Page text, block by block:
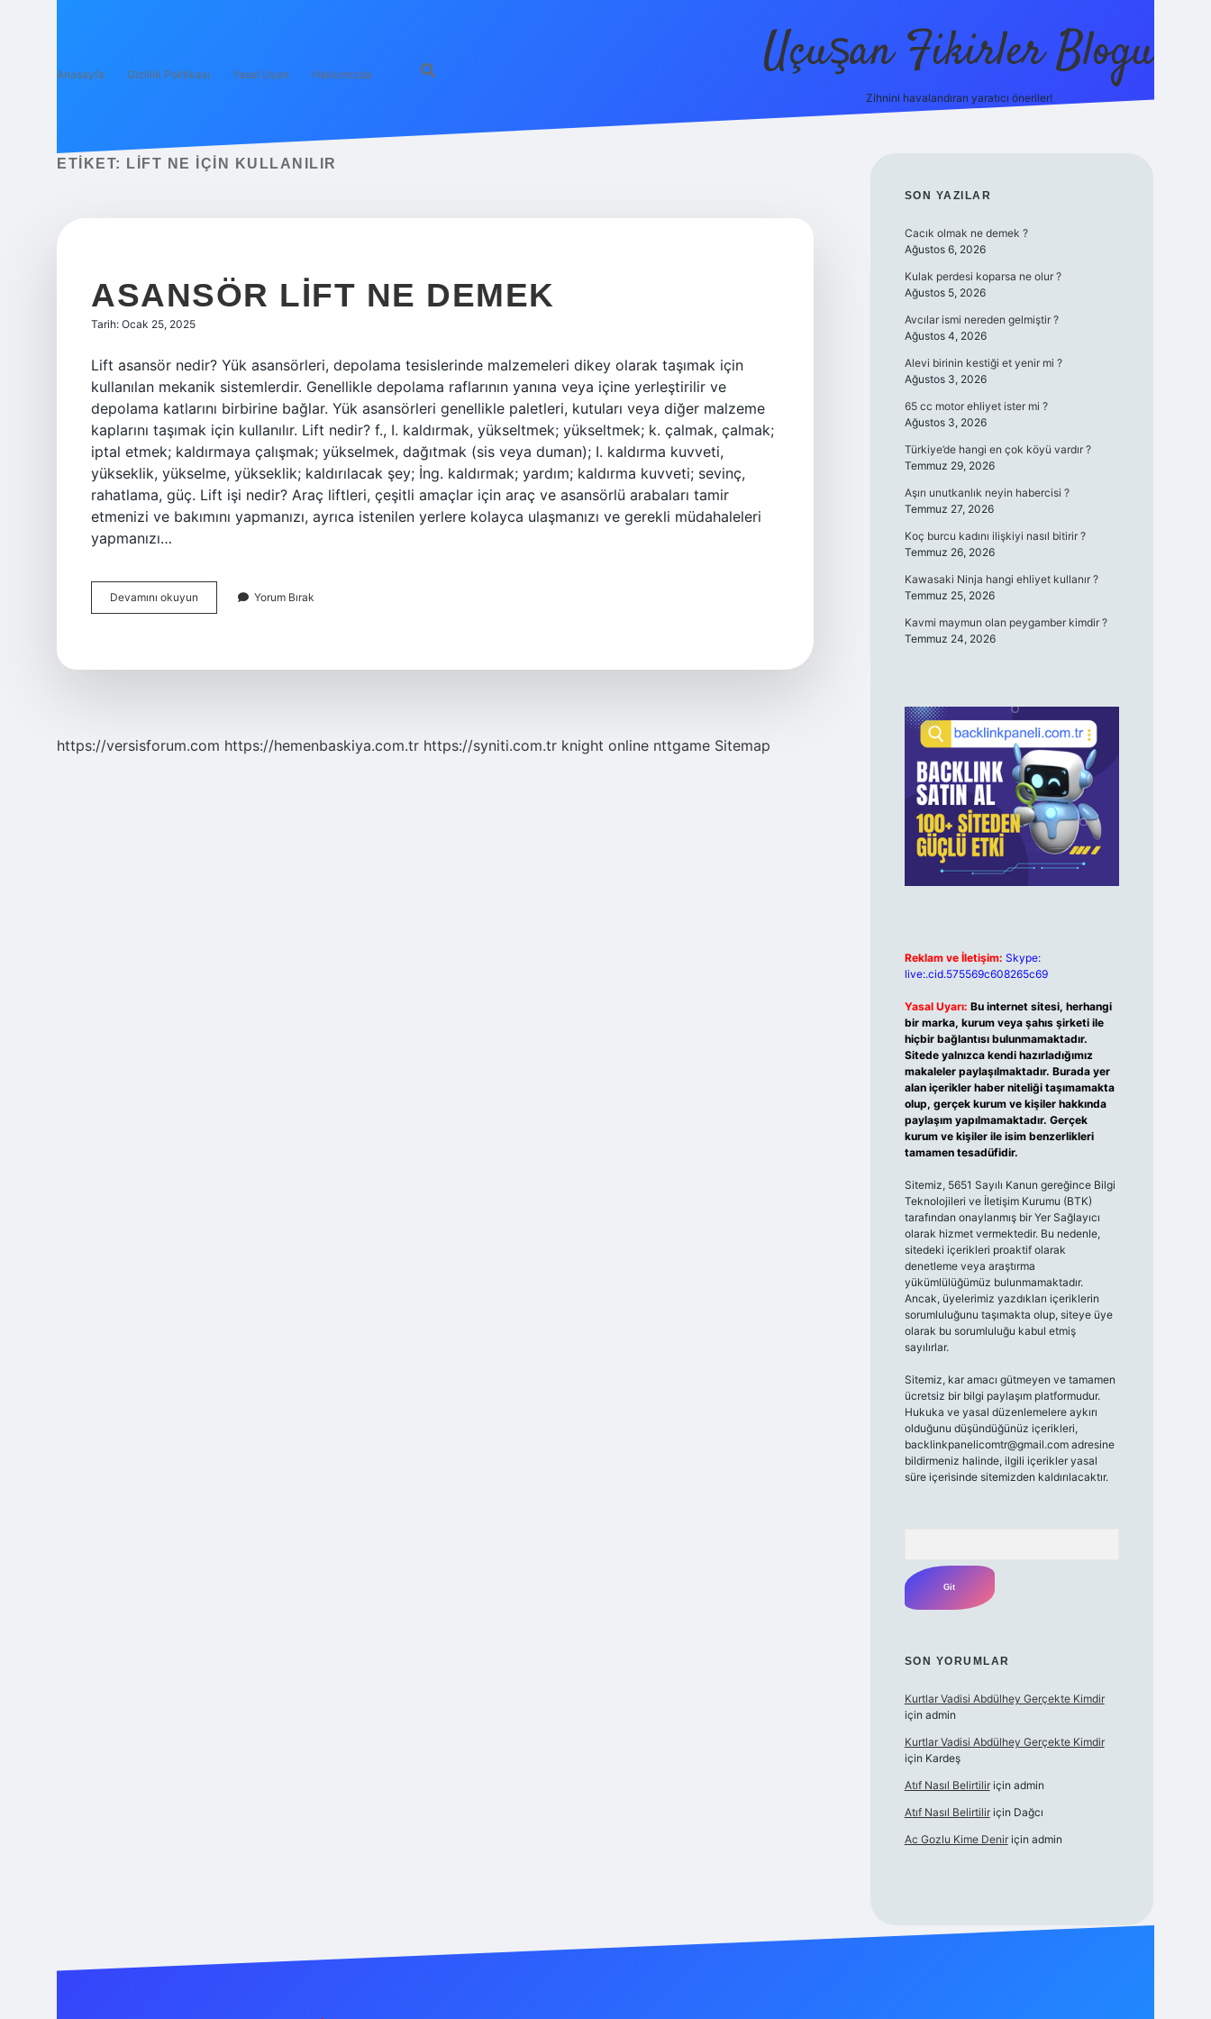
Anasayfa Gizlilik Politikası Yasal Uyarı Hakkımızda Uçuşan Fikirler Blogu
Zihnini havalandıran yaratıcı öneriler!
ETIKET: LIFT NE IÇIN KULLANILIR
ASANSÖR LIFT NE DEMEK
Tarih: Ocak 25, 2025
Lift asansör nedir? Yük asansörleri, depolama tesislerinde malzemeleri dikey olarak taşımak için
kullanılan mekanik sistemlerdir. Genellikle depolama raflarının yanına veya içine yerleştirilir ve
depolama katlarını birbirine bağlar. Yük asansörleri genellikle paletleri, kutuları veya diğer malzeme
kaplarını taşımak için kullanılır. Lift nedir? f., I. kaldırmak, yükseltmek; yükseltmek; k. çalmak, çalmak;
iptal etmek; kaldırmaya çalışmak; yükselmek, dağıtmak (sis veya duman); I. kaldırma kuvveti,
yükseklik, yükselme, yükseklik; kaldırılacak şey; İng. kaldırmak; yardım; kaldırma kuvveti; sevinç,
rahatlama, güç. Lift işi nedir? Araç liftleri, çeşitli amaçlar için araç ve asansörlü arabaları tamir
etmenizi ve bakımını yapmanızı, ayrıca istenilen yerlere kolayca ulaşmanızı ve gerekli müdahaleleri
yapmanızı…
Devamını okuyun
Lift
Yorum Bırak
https://versisforum.com https://hemenbaskiya.com.tr https://syniti.com.tr knight online nttgame Sitemap
SIDEBAR
SON YAZILAR
Cacık olmak ne demek ?
Ağustos 6, 2026
Kulak perdesi koparsa ne olur ?
Ağustos 5, 2026
Avcılar ismi nereden gelmiştir ?
Ağustos 4, 2026
Alevi birinin kestiği et yenir mi ?
Ağustos 3, 2026
65 cc motor ehliyet ister mi ?
Ağustos 3, 2026
Türkiye’de hangi en çok köyü vardır ?
Temmuz 29, 2026
Aşırı unutkanlık neyin habercisi ?
Temmuz 27, 2026
Koç burcu kadını ilişkiyi nasıl bitirir ?
Temmuz 26, 2026
Kawasaki Ninja hangi ehliyet kullanır ?
Temmuz 25, 2026
Kavmi maymun olan peygamber kimdir ?
Temmuz 24, 2026
Reklam ve İletişim: Skype:
live:.cid.575569c608265c69
Yasal Uyarı: Bu internet sitesi, herhangi
bir marka, kurum veya şahıs şirketi ile
hiçbir bağlantısı bulunmamaktadır.
Sitede yalnızca kendi hazırladığımız
makaleler paylaşılmaktadır. Burada yer
alan içerikler haber niteliği taşımamakta
olup, gerçek kurum ve kişiler hakkında
paylaşım yapılmamaktadır. Gerçek
kurum ve kişiler ile isim benzerlikleri
tamamen tesadüfidir.
Sitemiz, 5651 Sayılı Kanun gereğince Bilgi
Teknolojileri ve İletişim Kurumu (BTK)
tarafından onaylanmış bir Yer Sağlayıcı
olarak hizmet vermektedir. Bu nedenle,
sitedeki içerikleri proaktif olarak
denetleme veya araştırma
yükümlülüğümüz bulunmamaktadır.
Ancak, üyelerimiz yazdıkları içeriklerin
sorumluluğunu taşımakta olup, siteye üye
olarak bu sorumluluğu kabul etmiş
sayılırlar.
Sitemiz, kar amacı gütmeyen ve tamamen
ücretsiz bir bilgi paylaşım platformudur.
Hukuka ve yasal düzenlemelere aykırı
olduğunu düşündüğünüz içerikleri,
backlinkpanelicomtr@gmail.comadresine
bildirmeniz halinde, ilgili içerikler yasal
süre içerisinde sitemizden kaldırılacaktır.
SON YORUMLAR
Kurtlar Vadisi Abdülhey Gerçekte Kimdir
için admin
Kurtlar Vadisi Abdülhey Gerçekte Kimdir
için Kardeş
Atıf Nasıl Belirtiliriçin admin
Atıf Nasıl Belirtiliriçin Dağcı
Ac Gozlu Kime Deniriçin admin